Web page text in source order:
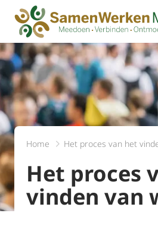
Home Het proces van het
Het proces
vinden van